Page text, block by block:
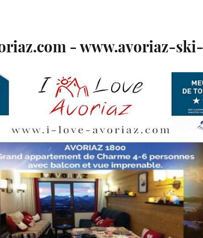
- www.avoriaz-